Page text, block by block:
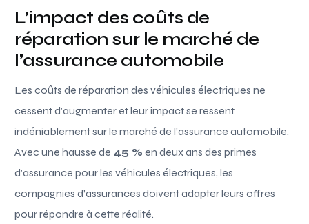
L’impact des coûts de
réparation sur le marché de
l’assurance automobile
Les coûts de réparation des véhicules électriques ne
cessent d’augmenter et leur impact se ressent
indéniablement sur le marché de l’assurance automobile.
Avec une hausse de 45 % en deux ans des primes
d’assurance pour les véhicules électriques, les
compagnies d’assurances doivent adapter leurs offres
pour répondre à cette réalité.